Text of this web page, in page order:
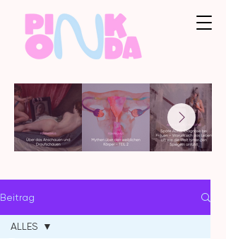
Beitrag
ALLES